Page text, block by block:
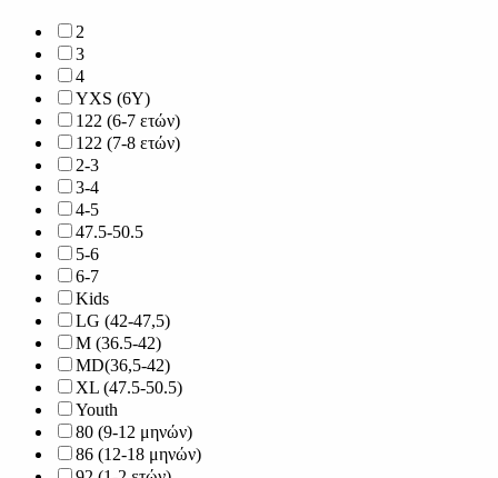
2
3
4
YXS (6Y)
122 (6-7 ετών)
122 (7-8 ετών)
2-3
3-4
4-5
47.5-50.5
5-6
6-7
Kids
LG (42-47,5)
M (36.5-42)
MD(36,5-42)
XL (47.5-50.5)
Youth
80 (9-12 μηνών)
86 (12-18 μηνών)